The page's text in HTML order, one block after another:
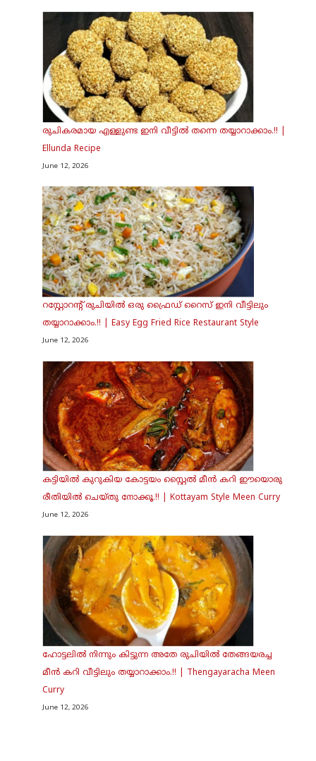
രുചികരമായ എള്ളുണ്ട ഇനി വീട്ടിൽ തന്നെ തയ്യാറാക്കാം.!! |
Ellunda Recipe
June 12, 2026
റസ്റ്റോറന്റ് രുചിയിൽ ഒരു ഫ്രൈഡ് റൈസ് ഇനി വീട്ടിലും
തയ്യാറാക്കാം.!! | Easy Egg Fried Rice Restaurant Style
June 12, 2026
കട്ടിയിൽ കുറുകിയ കോട്ടയം സ്റ്റൈൽ മീൻ കറി ഈയൊരു
രീതിയിൽ ചെയ്തു നോക്കൂ.!! | Kottayam Style Meen Curry
June 12, 2026
ഹോട്ടലിൽ നിന്നും കിട്ടുന്ന അതേ രുചിയിൽ തേങ്ങയരച്ച
മീൻ കറി വീട്ടിലും തയ്യാറാക്കാം.!! | Thengayaracha Meen
Curry
June 12, 2026